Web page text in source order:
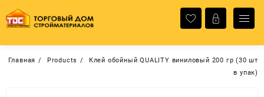
содержимому
Главная Products
Клей обойный QUALITY виниловый 200 гр (30 шт
в упак)